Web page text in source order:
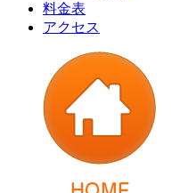
料金表
アクセス